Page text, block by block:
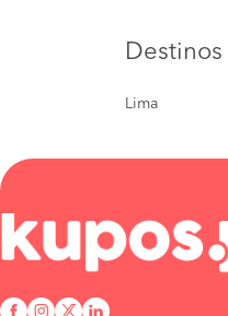
Destinos
Lima